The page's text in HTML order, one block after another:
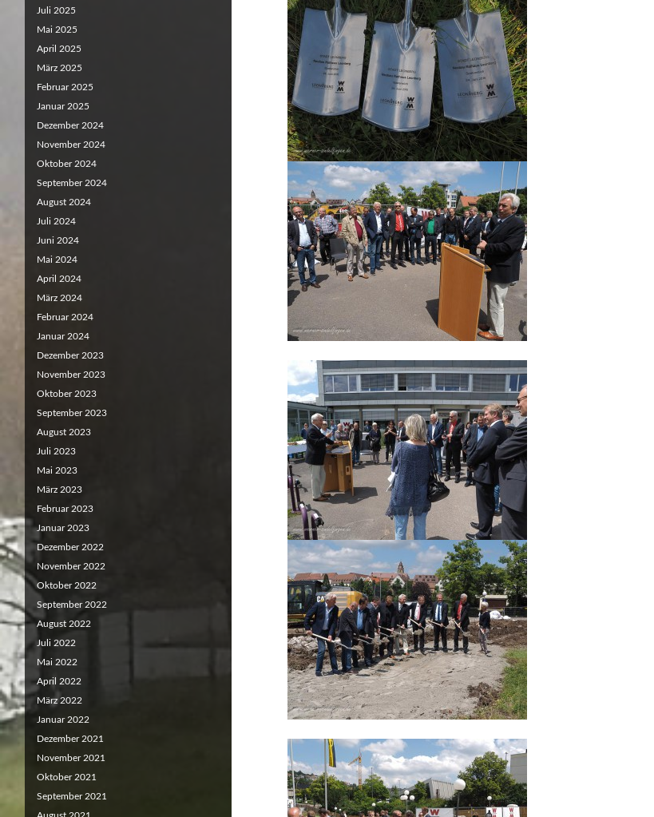
Juli 2025
Mai 2025
April 2025
März 2025
Februar 2025
Januar 2025
Dezember 2024
November 2024
Oktober 2024
September 2024
August 2024
Juli 2024
Juni 2024
Mai 2024
April 2024
März 2024
Februar 2024
Januar 2024
Dezember 2023
November 2023
Oktober 2023
September 2023
August 2023
Juli 2023
Mai 2023
März 2023
Februar 2023
Januar 2023
Dezember 2022
November 2022
Oktober 2022
September 2022
August 2022
Juli 2022
Mai 2022
April 2022
März 2022
Januar 2022
Dezember 2021
November 2021
Oktober 2021
September 2021